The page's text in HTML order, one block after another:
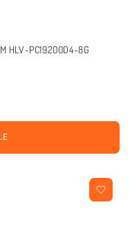
HLV-PC19200D4-8G